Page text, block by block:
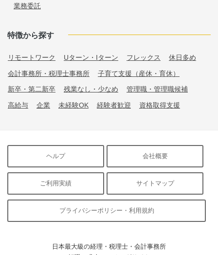
業務委託
特徴から探す
リモートワーク Uターン・Iターン フレックス 休日多め
会計事務所・税理士事務所 子育て支援（産休・育休）
新卒・第二新卒 残業なし・少なめ 管理職・管理職候補
高給与 企業 未経験OK 経験者歓迎 資格取得支援
ヘルプ 会社概要
ご利用実績 サイトマップ
プライバシーポリシー・利用規約
日本最大級の経理・税理士・会計事務所